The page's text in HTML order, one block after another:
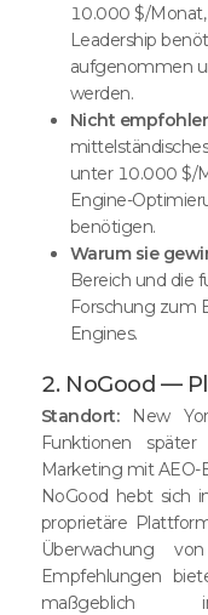
10.000 $/
Leadership
aufgenommen
werden.
Nicht
unter 10.000 $/
Engine-
benötigen.
Warum sie
Bereich und die
Forschung zum
Engines.
2. NoGood —
Standort:New
Funktionen später
Marketing mit AEO-
NoGood hebt sich
proprietäre
Überwachung
Empfehlungen
maßgeblich